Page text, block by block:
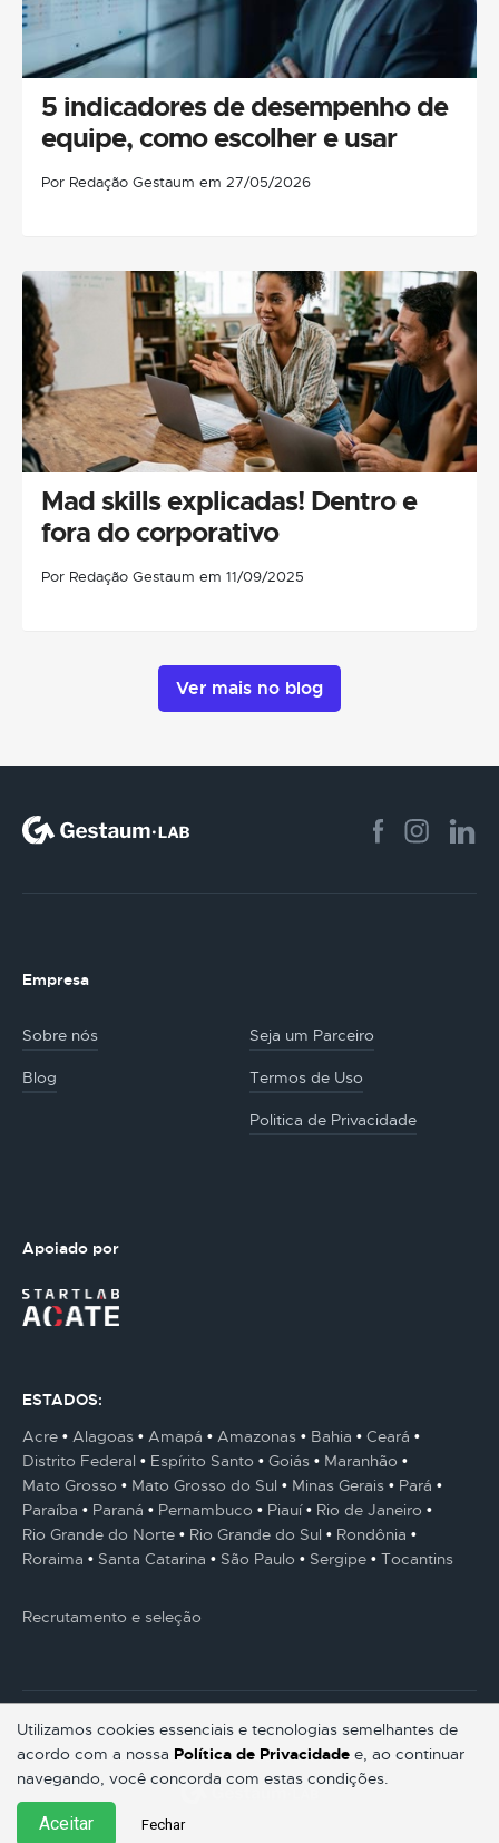
5 indicadores de desempenho de
equipe, como escolher e usar
Por Redação Gestaum em 27/05/2026
Mad skills explicadas! Dentro e
fora do corporativo
Por Redação Gestaum em 11/09/2025
Ver mais no blog
Utilizamos cookies essenciais e tecnologias semelhantes de
acordo com a nossa Política de Privacidade e, ao continuar
navegando, você concorda com estas condições.
Aceitar Fechar
Empresa
Sobre nós Seja um Parceiro
Blog Termos de Uso
Politica de Privacidade
Apoiado por
ESTADOS:
Acre
Alagoas Amapá Amazonas Bahia
Ceará
Distrito Federal
Espírito Santo Goiás
Maranhão
Mato Grosso
Mato Grosso do Sul Minas Gerais
Pará
Paraíba
Paraná Pernambuco Piauí
Rio de Janeiro
Rio Grande do Norte
Rio Grande do Sul
Rondônia
Roraima
Santa Catarina São Paulo Sergipe Tocantins
Recrutamento e seleção
© Gestaum Lab ® Todos os direitos reservados.